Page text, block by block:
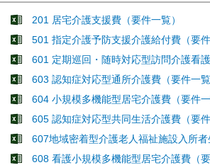
201 居宅介護支援費（要件一覧）
501 指定介護予防支援介護給付費（要件
601 定期巡回・随時対応型訪問介護看護
603 認知症対応型通所介護費（要件一覧
604 小規模多機能型居宅介護費（要件一
605 認知症対応型共同生活介護費（要件
607地域密着型介護老人福祉施設入所者
608 看護小規模多機能型居宅介護費（要